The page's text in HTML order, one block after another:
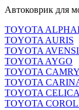
Автоковрик для
TOYOTA
TOYOTA AURIS
TOYOTA
TOYOTA AYGO
TOYOTA CAMRY
TOYOTA
TOYOTA CELICA
TOYOTA